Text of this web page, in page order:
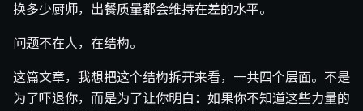
换多少厨师，出餐质量都会维持在差的水平。
问题不在人，在结构。
这篇文章，我想把这个结构拆开来看，一共四个层面。不是
为了吓退你，而是为了让你明白：如果你不知道这些力量的